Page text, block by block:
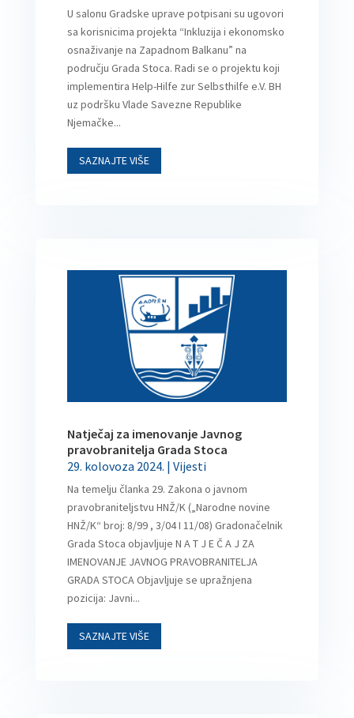
U salonu Gradske uprave potpisani su ugovori
sa korisnicima projekta “Inkluzija i ekonomsko
osnaživanje na Zapadnom Balkanu” na
području Grada Stoca. Radi se o projektu koji
implementira Help-Hilfe zur Selbsthilfe e.V. BH
uz podršku Vlade Savezne Republike
Njemačke...
SAZNAJTE VIŠE
Natječaj za imenovanje Javnog
pravobranitelja Grada Stoca
29. kolovoza 2024. | Vijesti
Na temelju članka 29. Zakona o javnom
pravobraniteljstvu HNŽ/K („Narodne novine
HNŽ/K“ broj: 8/99 , 3/04 I 11/08) Gradonačelnik
Grada Stoca objavljuje N A T J E Č A J ZA
IMENOVANJE JAVNOG PRAVOBRANITELJA
GRADA STOCA Objavljuje se upražnjena
pozicija: Javni...
SAZNAJTE VIŠE